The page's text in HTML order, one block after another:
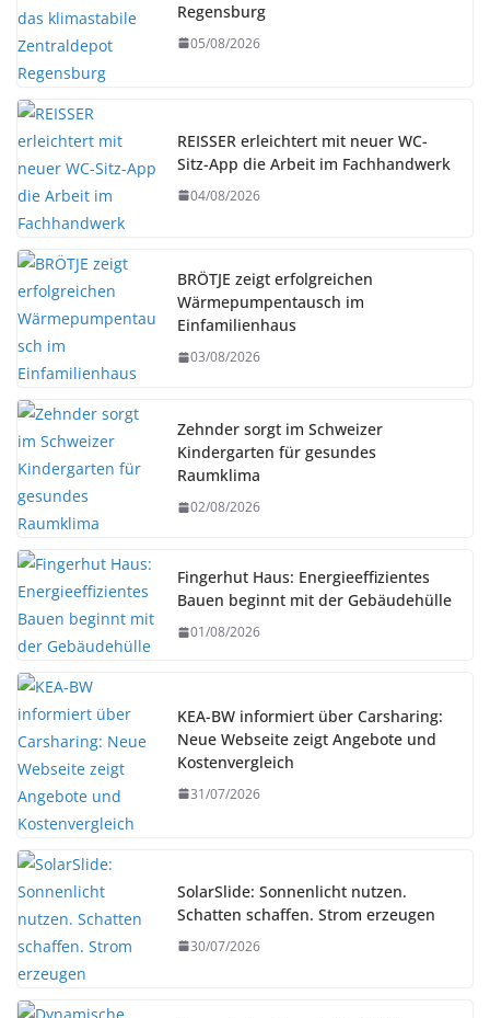
Regensburg
05/08/2026
REISSER erleichtert mit neuer WC-
Sitz-App die Arbeit im Fachhandwerk
04/08/2026
BRÖTJE zeigt erfolgreichen
Wärmepumpentausch im
Einfamilienhaus
03/08/2026
Zehnder sorgt im Schweizer
Kindergarten für gesundes
Raumklima
02/08/2026
Fingerhut Haus: Energieeffizientes
Bauen beginnt mit der Gebäudehülle
01/08/2026
KEA-BW informiert über Carsharing:
Neue Webseite zeigt Angebote und
Kostenvergleich
31/07/2026
SolarSlide: Sonnenlicht nutzen.
Schatten schaffen. Strom erzeugen
30/07/2026